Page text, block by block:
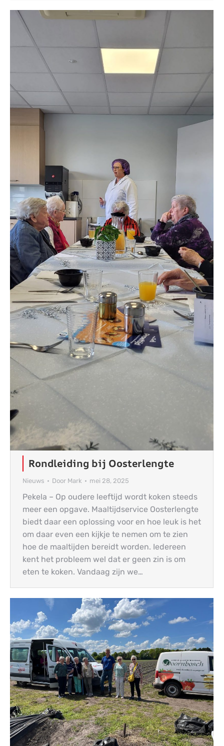
Rondleiding bij Oosterlengte
Nieuws Door Mark mei 28, 2025
Pekela – Op oudere leeftijd wordt koken steeds
meer een opgave. Maaltijdservice Oosterlengte
biedt daar een oplossing voor en hoe leuk is het
om daar even een kijkje te nemen om te zien
hoe de maaltijden bereidt worden. Iedereen
kent het probleem wel dat er geen zin is om
eten te koken. Vandaag zijn we…